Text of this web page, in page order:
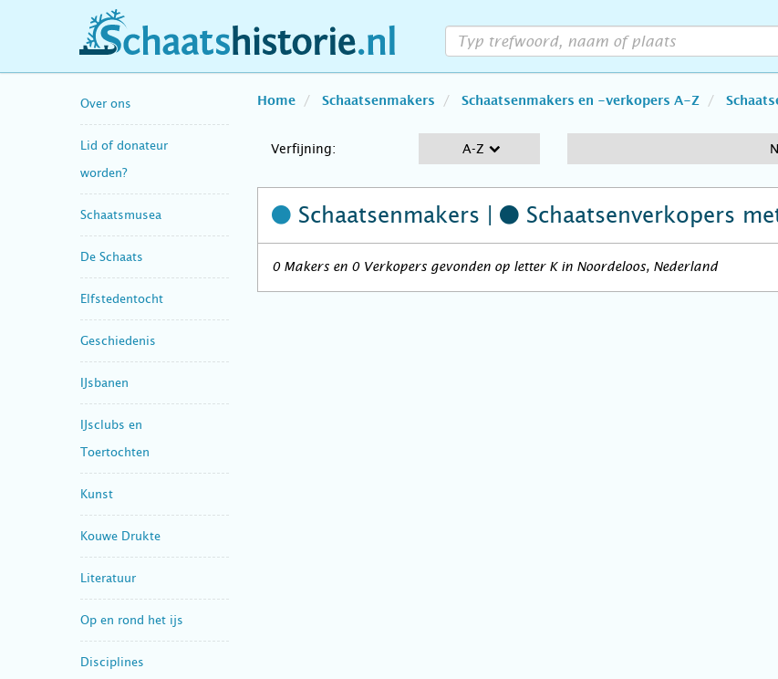
schaatshistorie.nl
Over ons
Lid of donateur
worden?
Schaatsmusea
De Schaats
Elfstedentocht
Geschiedenis
IJsbanen
IJsclubs en
Toertochten
Kunst
Kouwe Drukte
Literatuur
Op en rond het ijs
Disciplines
Home Schaatsenmakers Schaatsenmakers en -verkopers A-Z
Verfijning: A-Z
Schaatsenmakers | Schaatsenverkopers
0 Makers en 0 Verkopers gevonden op letter K in Noordeloos, Nederland